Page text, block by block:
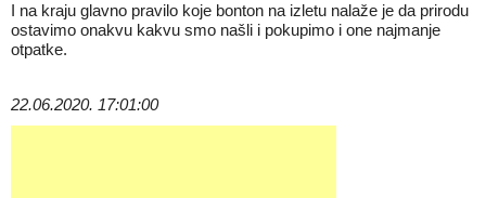
I na kraju glavno pravilo koje bonton na izletu nalaže je da prirodu
ostavimo onakvu kakvu smo našli i pokupimo i one najmanje
otpatke.
22.06.2020. 17:01:00